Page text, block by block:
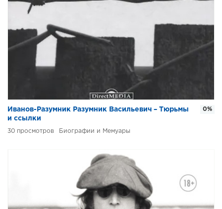
Иванов-Разумник Разумник Васильевич – Тюрьмы
и ссылки
30 Биографии и Мемуары
0%